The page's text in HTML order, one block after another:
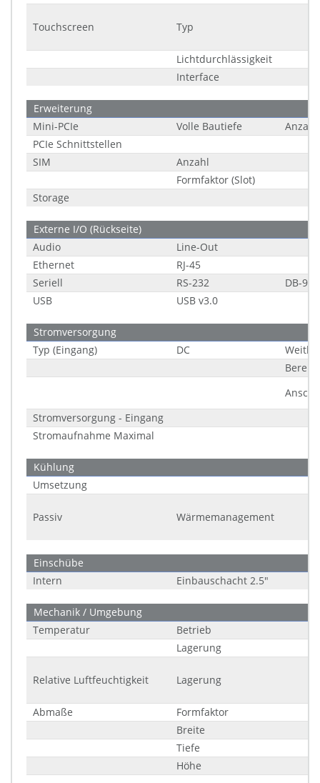
Touchscreen Typ
Lichtdurchlässigkeit
Interface
Erweiterung
Mini-PCIe
Volle Bautiefe
Anzahl
PCIe Schnittstellen
SIM
Anzahl
Formfaktor (Slot)
Storage
Externe I/O (Rückseite)
Audio
Line-Out
Ethernet
RJ-45
Seriell
RS-232
DB-9
USB
USB v3.0
Stromversorgung
Typ (Eingang)
DC
Stromversorgung - Eingang
Stromaufnahme Maximal
Kühlung
Umsetzung
Passiv Wärmemanagement
Einschübe
Intern
Einbauschacht 2.5"
Mechanik / Umgebung
Temperatur
Betrieb
Lagerung
Relative Luftfeuchtigkeit Lagerung
Abmaße
Formfaktor
Breite
Tiefe
Höhe